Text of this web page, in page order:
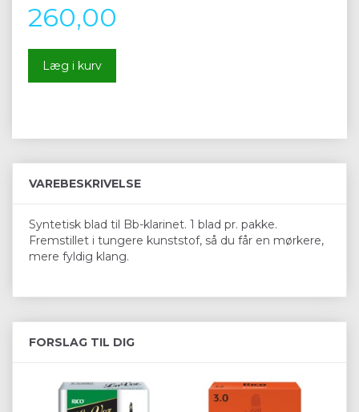
260,00
Læg i kurv
VAREBESKRIVELSE
Syntetisk blad til Bb-klarinet. 1 blad pr. pakke.
Fremstillet i tungere kunststof, så du får en mørkere,
mere fyldig klang.
FORSLAG TIL DIG